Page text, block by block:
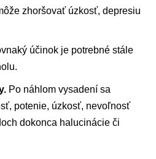
zhoršovať úzkosť, depresiu
účinok je potrebné stále
Po náhlom vysadení sa
potenie, úzkosť, nevoľnosť
dokonca halucinácie či